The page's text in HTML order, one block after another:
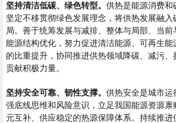
坚持清洁低碳、绿色转型。 供热是能源消费和
坚定不移贯彻绿色发展理念，将供热发展融
局。善于统筹发展与减排、整体与局部、当
能源结构优化，努力促进清洁能源、可再生能
的比重提升，协同推进供热领域降碳、减污、
贡献积极力量。
坚持安全可靠、韧性支撑。 供热安全是城市运
强底线思维和风险意识，立足我国能源资源禀
元互补、供应稳定的热源保障体系。持续推